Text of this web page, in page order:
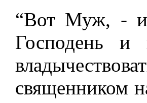
“Вот Муж, -
Господень и
священником